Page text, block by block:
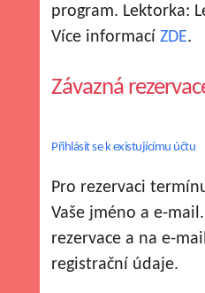
program. Lektorka:
Více informacíZDE.
Závazná
Přihlásit se k existujícímu účtu
Pro rezervaci
Vaše jméno a e-
rezervace a na e-
registrační údaje.